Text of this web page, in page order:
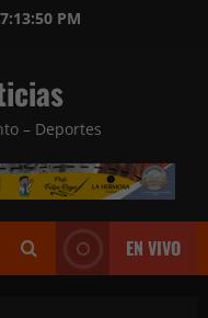
7:13:51 PM
– Deportes
EN VIVO